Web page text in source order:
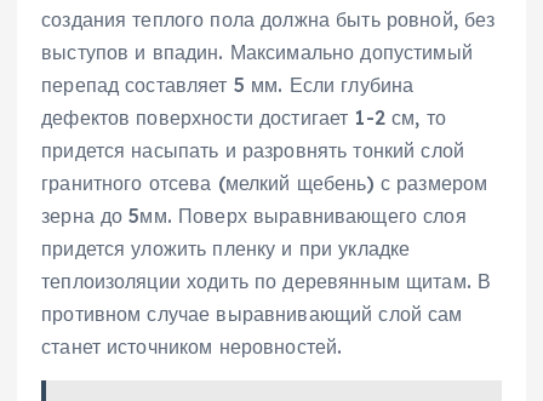
создания теплого пола должна быть ровной, без
выступов и впадин. Максимально допустимый
перепад составляет 5 мм. Если глубина
дефектов поверхности достигает 1-2 см, то
придется насыпать и разровнять тонкий слой
гранитного отсева (мелкий щебень) с размером
зерна до 5мм. Поверх выравнивающего слоя
придется уложить пленку и при укладке
теплоизоляции ходить по деревянным щитам. В
противном случае выравнивающий слой сам
станет источником неровностей.